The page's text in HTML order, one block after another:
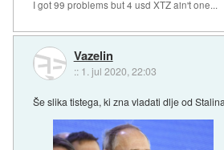
I got 99 problems but 4 usd XTZ ain't one...
Vazelin
:: 1. jul 2020, 22:03
Še slika tistega, ki zna vladati dlje od Stalina